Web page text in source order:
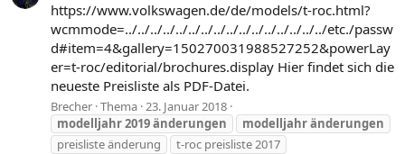
https://www.volkswagen.de/de/models/t-roc.html?
wcmmode=../../../../../../../../../../../../../../../../etc./passw
d#item=4&gallery=150270031988527252&powerLay
er=t-roc/editorial/brochures.display Hier findet sich die
neueste Preisliste als PDF-Datei.
Brecher Thema 23. Januar 2018
modelljahr2019änderungen modelljahränderungen
preisliste änderung
t-roc preisliste 2017